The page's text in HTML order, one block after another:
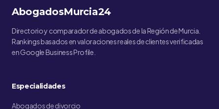
AbogadosMurcia24
Directorio y comparador de abogados de la Región de Murcia.
Rankings basados en valoraciones reales de clientes verificadas
en Google Business Profile.
Especialidades
Abogados de divorcio